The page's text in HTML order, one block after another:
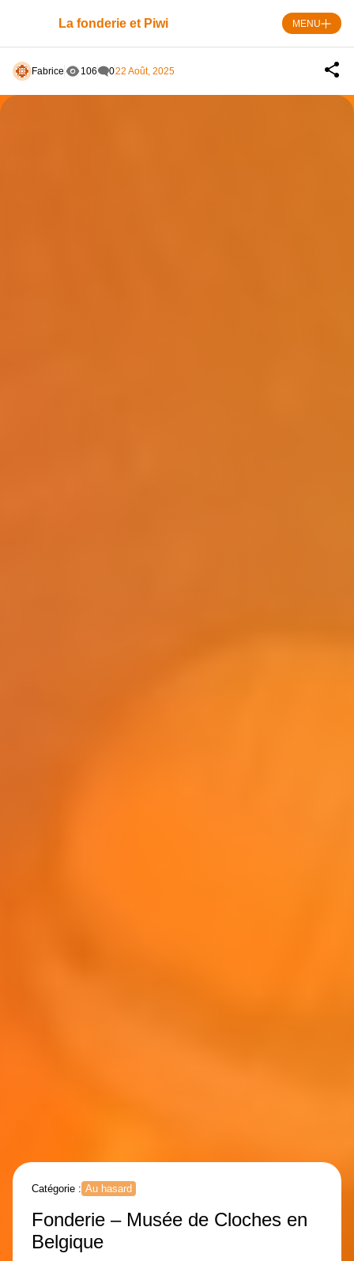
La fonderie et Piwi MENU
Fabrice 106 022 Août, 2025
Catégorie : Au hasard
Fonderie – Musée de Cloches en
Belgique